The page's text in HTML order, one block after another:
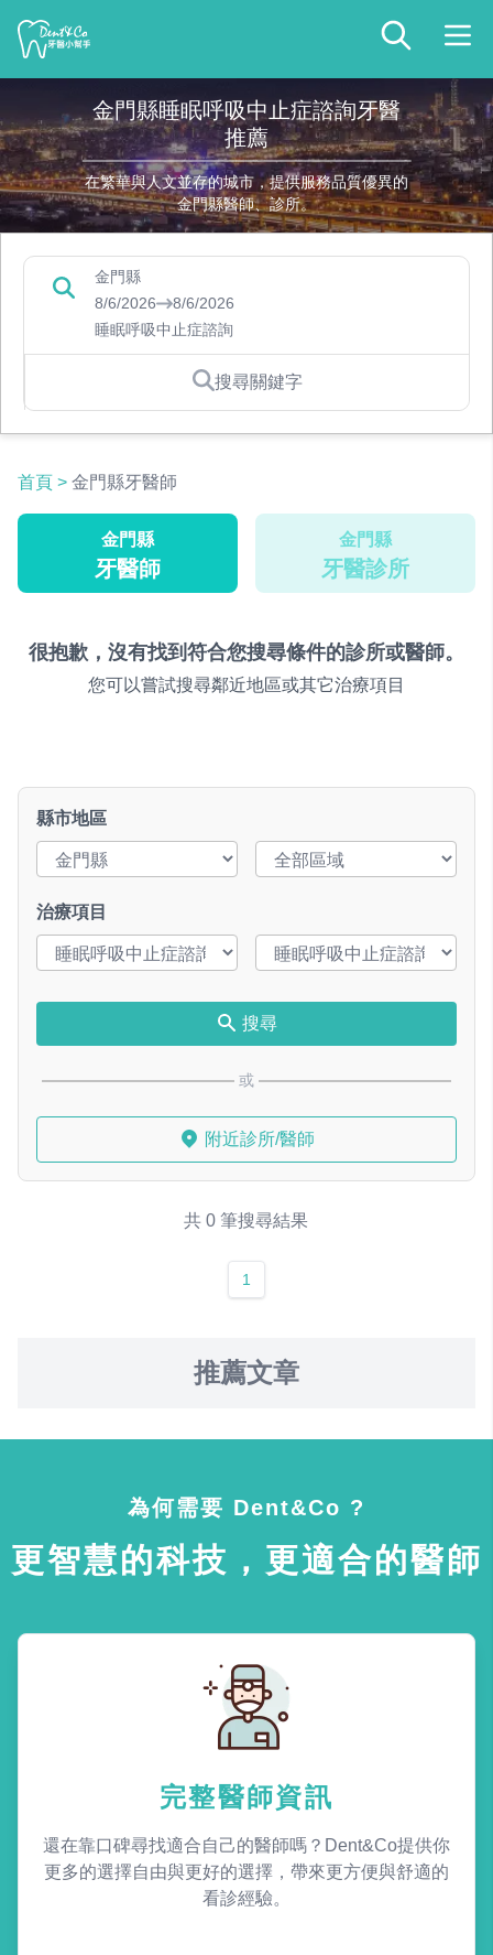
金門縣睡眠呼吸中止症諮詢牙醫
推薦
在繁華與人文並存的城市，提供服務品質優異的
金門縣醫師、診所。
金門縣
8/6/2026
8/6/2026
睡眠呼吸中止症諮詢
搜尋關鍵字
首頁 > 金門縣牙醫師
金門縣
牙醫師
金門縣
牙醫診所
很抱歉，沒有找到符合您搜尋條件的診所或醫師。
您可以嘗試搜尋鄰近地區或其它治療項目
縣市地區
治療項目
搜尋
或
附近診所/醫師
共 0 筆搜尋結果
1
推薦文章
為何需要 Dent&Co ?
更智慧的科技，更適合的醫師
完整醫師資訊
還在靠口碑尋找適合自己的醫師嗎？Dent&Co提供你
更多的選擇自由與更好的選擇，帶來更方便與舒適的
看診經驗。